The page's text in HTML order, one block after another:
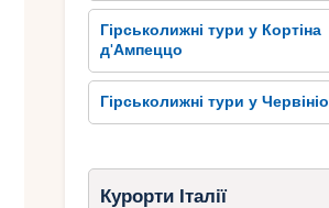
Гірськолижні тури у Кортіна
д'Ампеццо
Гірськолижні тури у Червініо
Курорти Італії